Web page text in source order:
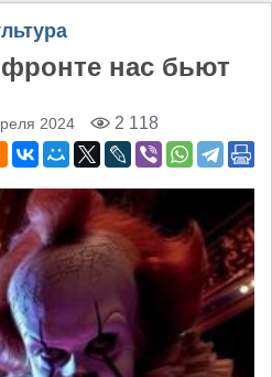
нас бьют
2024 2 118